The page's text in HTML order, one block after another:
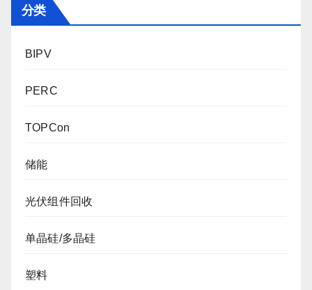
分类
BIPV
PERC
TOPCon
储能
光伏组件回收
单晶硅/多晶硅
塑料